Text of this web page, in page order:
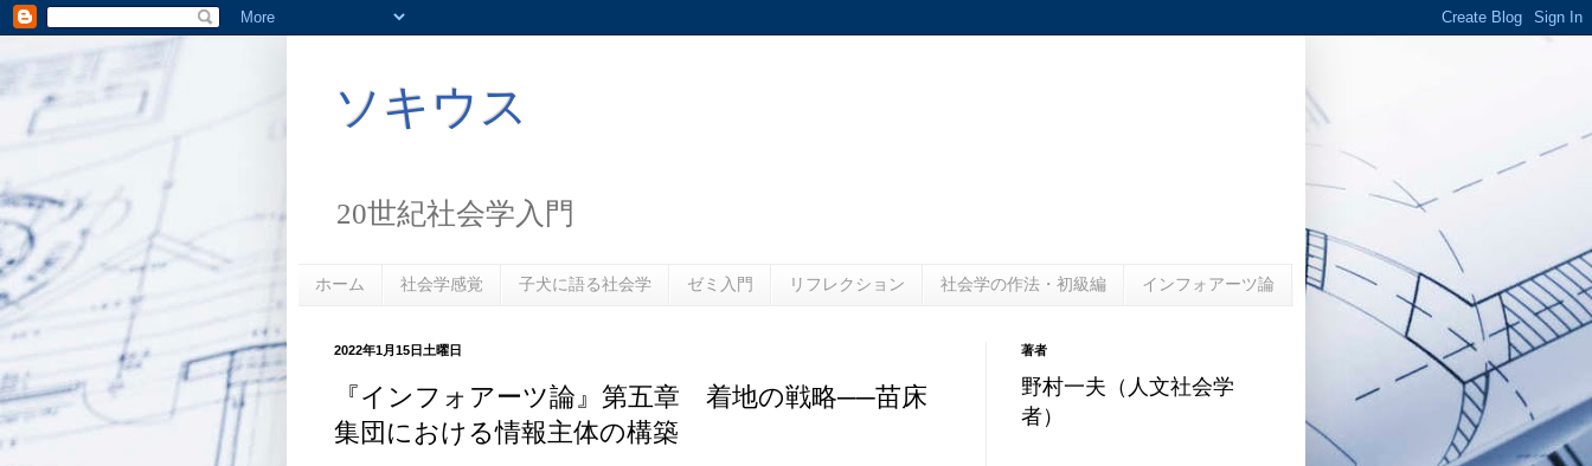
ソキウス
20世紀社会学入門
ホーム 社会学感覚 子犬に語る社会学 ゼミ入門 リフレクション 社会学の作法・初級編 インフォアーツ論
2022年1月15日土曜日
『インフォアーツ論』第五章 着地の戦略──苗床
集団における情報主体の構築
著者
野村一夫（人文社会学
者）